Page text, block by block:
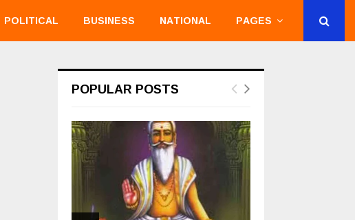
POLITICAL BUSINESS NATIONAL PAGES
POPULAR POSTS